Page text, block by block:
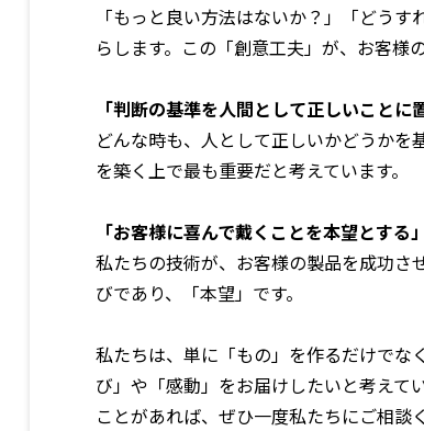
「もっと良い方法はないか？」「どう
らします。この「創意工夫」が、お客様
「判断の基準を人間として正しいことに
どんな時も、人として正しいかどうか
を築く上で最も重要だと考えています。
「お客様に喜んで戴くことを本望とする」
私たちの技術が、お客様の製品を成功さ
びであり、「本望」です。
私たちは、単に「もの」を作るだけでな
び」や「感動」をお届けしたいと考えて
ことがあれば、ぜひ一度私たちにご相